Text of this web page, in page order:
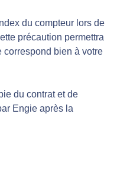
du compteur lors de
précaution permettra
correspond bien à votre
du contrat et de
Engie après la